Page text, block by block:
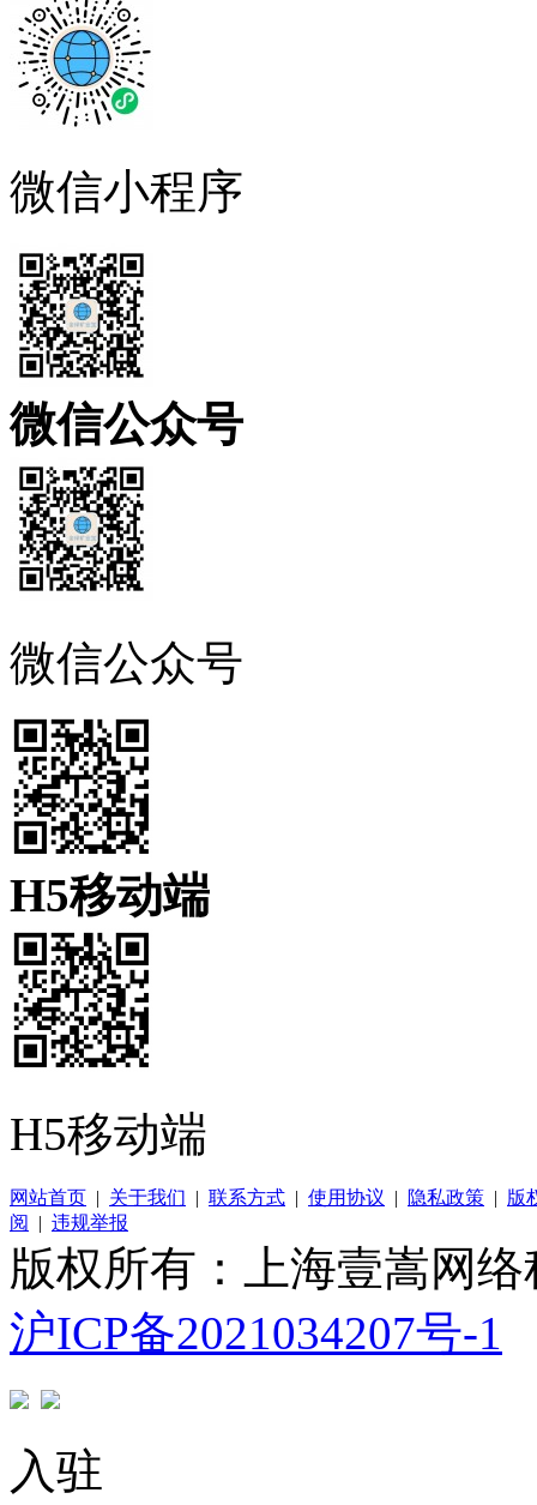
微信小程序
微信公众号
微信公众号
H5移动端
H5移动端
网站首页 | 关于我们 | 联系方式 | 使用协议 | 隐私政策 | 版
阅
| 违规举报
版权所有：上海壹嵩网
沪ICP备2021034207号-1
入驻